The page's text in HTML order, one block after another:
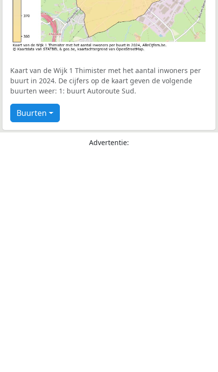
Kaart van de Wijk 1 Thimister met het aantal inwoners per
buurt in 2024. De cijfers op de kaart geven de volgende
buurten weer: 1: buurt Autoroute Sud.
Buurten
Advertentie: